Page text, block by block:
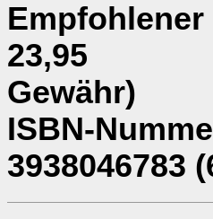
23,95
Gewähr)
ISBN-
3938046783